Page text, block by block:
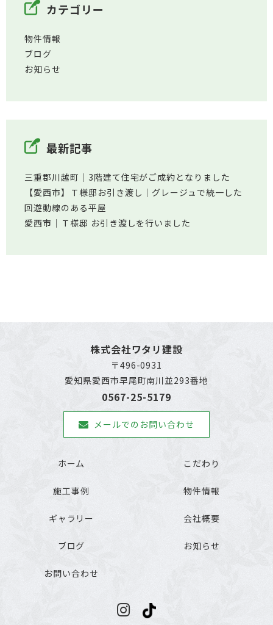
カテゴリー
物件情報
ブログ
お知らせ
最新記事
三重郡川越町│3階建て住宅がご成約となりました
【愛西市】Ｔ様邸お引き渡し｜グレージュで統一した
回遊動線のある平屋
愛西市│Ｔ様邸 お引き渡しを行いました
株式会社ワタリ建設
〒496-0931
愛知県愛西市早尾町南川並293番地
0567-25-5179
メールでのお問い合わせ
ホーム こだわり
施工事例 物件情報
ギャラリー 会社概要
ブログ お知らせ
お問い合わせ